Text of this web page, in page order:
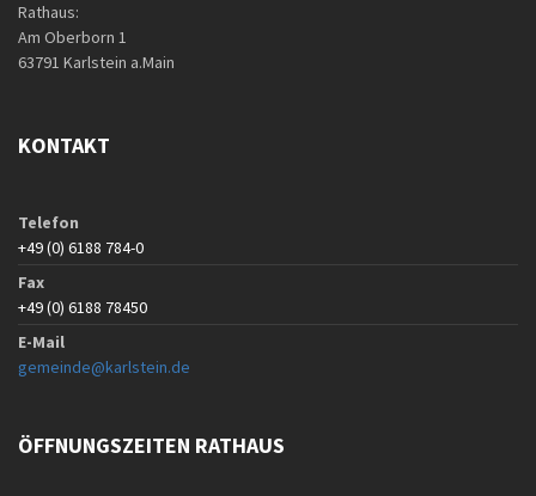
Rathaus:
Am Oberborn 1
63791 Karlstein a.Main
KONTAKT
Telefon
+49 (0) 6188 784-0
Fax
+49 (0) 6188 78450
E-Mail
gemeinde@karlstein.de
ÖFFNUNGSZEITEN RATHAUS